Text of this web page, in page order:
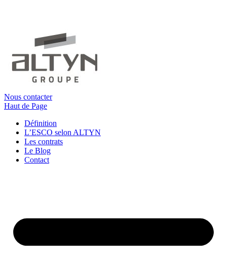
Nous contacter
Haut de Page
Définition
L’ESCO selon ALTYN
Les contrats
Le Blog
Contact